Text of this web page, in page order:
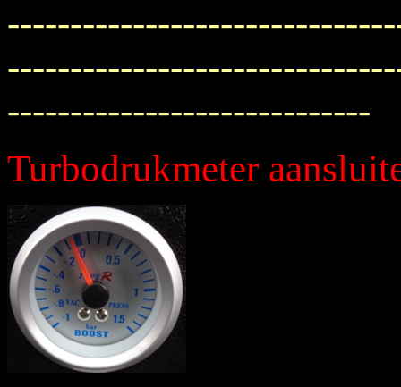
-----------------------------
Turbodrukmeter